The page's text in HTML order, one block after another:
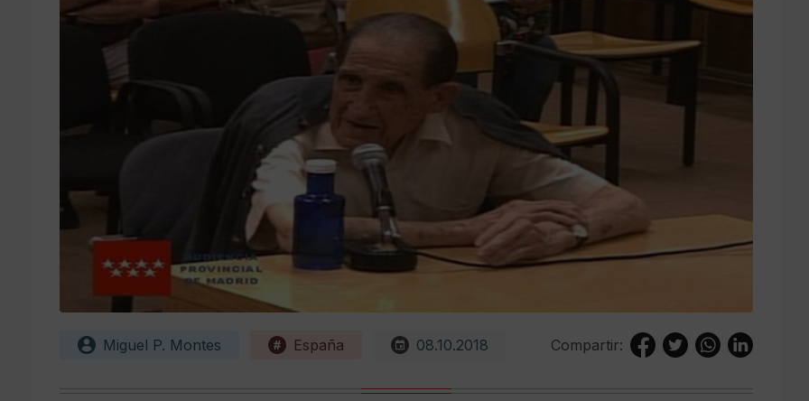
Miguel P. Montes España 08.10.2018 Compartir: